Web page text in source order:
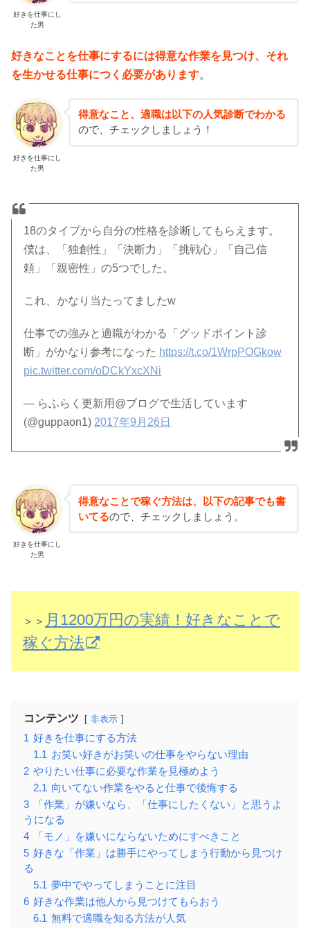
好きを仕事にし
た男
好きなことを仕事にするには得意な作業を見つけ、それ
を生かせる仕事につく必要があります。
好きを仕事にし
た男
得意なこと、適職は以下の人気診断でわかる
ので、チェックしましょう！
18のタイプから自分の性格を診断してもらえます。
僕は、「独創性」「決断力」「挑戦心」「自己信
頼」「親密性」の5つでした。
これ、かなり当たってましたw
仕事での強みと適職がわかる「グッドポイント診
断」がかなり参考になった https://t.co/1WrpPOGkow
pic.twitter.com/oDCkYxcXNi
— らふらく更新用@ブログで生活しています
(@guppaon1) 2017年9月26日
好きを仕事にし
た男
得意なことで稼ぐ方法は、以下の記事でも書
いてるので、チェックしましょう。
＞＞ 月1200万円の実績！好きなことで
稼ぐ方法
コンテンツ 非表示
1 好きを仕事にする方法
1.1 お笑い好きがお笑いの仕事をやらない理由
2 やりたい仕事に必要な作業を見極めよう
2.1 向いてない作業をやると仕事で後悔する
3
「作業」が嫌いなら、「仕事にしたくない」と思うよ
うになる
4
「モノ」を嫌いにならないためにすべきこと
5 好きな「作業」は勝手にやってしまう行動から見つけ
る
5.1 夢中でやってしまうことに注目
6 好きな作業は他人から見つけてもらおう
6.1 無料で適職を知る方法が人気